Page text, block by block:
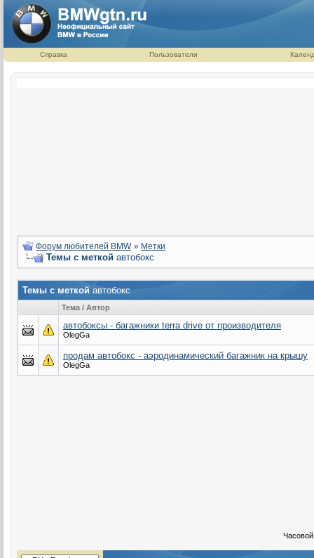
Справка Пользователи
Форум любителей BMW » Метки
Темы с меткой автобокс
Темы с меткой автобокс
Тема / Автор
автобоксы - багажники terra drive от производителя
OlegGa
продам автобокс - аэродинамический багажник на крышу
OlegGa